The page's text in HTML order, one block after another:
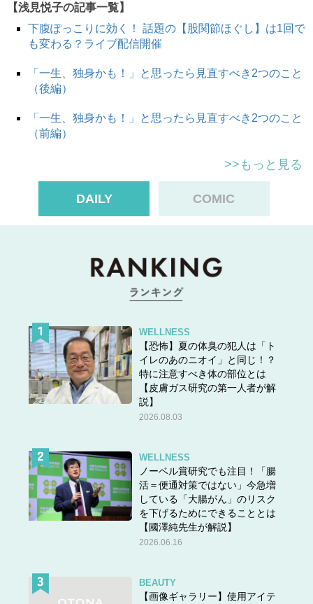
【浅見悦子の記事一覧】
下腹ぽっこりに効く！ 話題の【股関節ほぐし】は1回で
も変わる？ライブ配信開催
「一生、独身かも！」と思ったら見直すべき2つのこと
（後編）
「一生、独身かも！」と思ったら見直すべき2つのこと
（前編）
>>もっと見る
DAILY COMIC
WELLNESS
【恐怖】夏の体臭の犯人は「ト
イレのあのニオイ」と同じ！？
特に注意すべき体の部位とは
【皮膚ガス研究の第一人者が解
説】
2026.08.03
WELLNESS
ノーベル賞研究でも注目！「腸
活＝便通対策ではない」今急増
している「大腸がん」のリスク
を下げるためにできることとは
【國澤純先生が解説】
2026.06.16
BEAUTY
【画像ギャラリー】使用アイテ